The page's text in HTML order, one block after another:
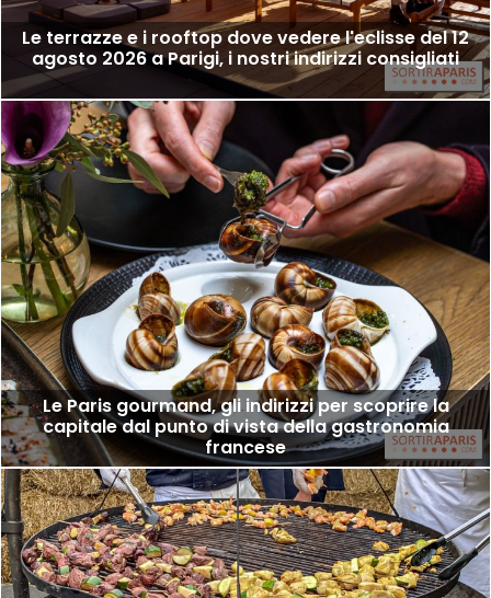
Le terrazze e i rooftop dove vedere l'eclisse del 12
agosto 2026 a Parigi, i nostri indirizzi consigliati
Le Paris gourmand, gli indirizzi per scoprire la
capitale dal punto di vista della gastronomia
francese